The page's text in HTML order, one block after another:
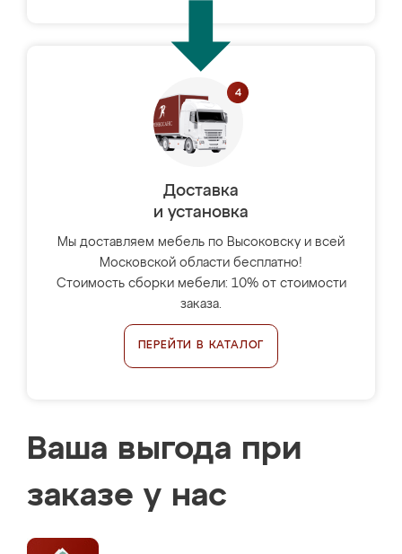
Доставка
и установка
Мы доставляем мебель по Высоковску и всей
Московской области бесплатно!
Стоимость сборки мебели: 10% от стоимости
заказа.
ПЕРЕЙТИ В КАТАЛОГ
Ваша выгода при
заказе у нас